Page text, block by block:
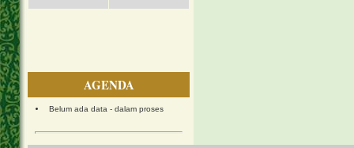
AGENDA
Belum ada data - dalam proses